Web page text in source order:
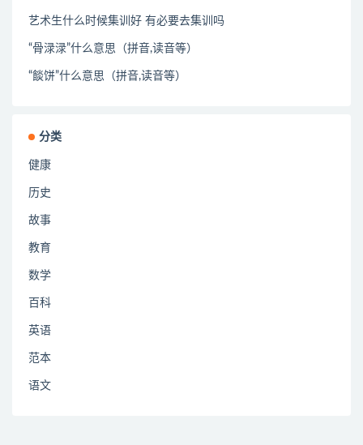
艺术生什么时候集训好 有必要去集训吗
“骨渌渌”什么意思（拼音,读音等）
“餤饼”什么意思（拼音,读音等）
分类
健康
历史
故事
教育
数学
百科
英语
范本
语文